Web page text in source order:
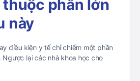
phần lớn
này
điều kiện y tế chỉ chiếm một phần
Ngược lại các nhà khoa học cho